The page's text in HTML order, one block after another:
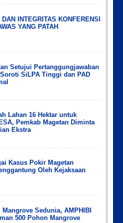
DAN INTEGRITAS KONFERENSI
YANG PATAH
Setujui Pertanggungjawaban
SiLPA Tinggi dan PAD
Lahan 16 Hektar untuk
Pemkab Magetan Diminta
Ekstra
Kasus Pokir Magetan
Oleh Kejaksaan
Sedunia, AMPHIBI
500 Pohon Mangrove